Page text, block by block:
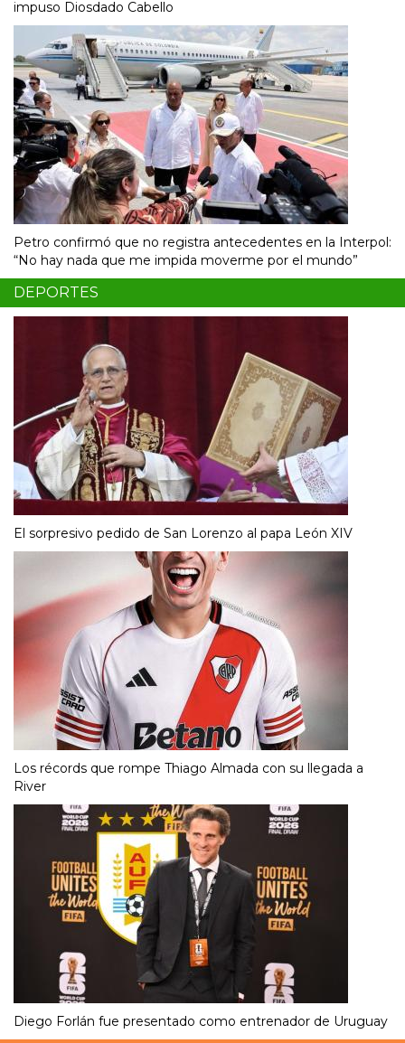
impuso Diosdado Cabello
Petro confirmó que no registra antecedentes en la Interpol:
“No hay nada que me impida moverme por el mundo”
DEPORTES
El sorpresivo pedido de San Lorenzo al papa León XIV
Los récords que rompe Thiago Almada con su llegada a
River
Diego Forlán fue presentado como entrenador de Uruguay